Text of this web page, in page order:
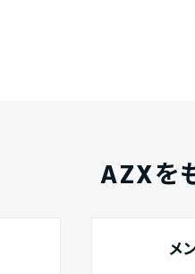
AZXを
メ